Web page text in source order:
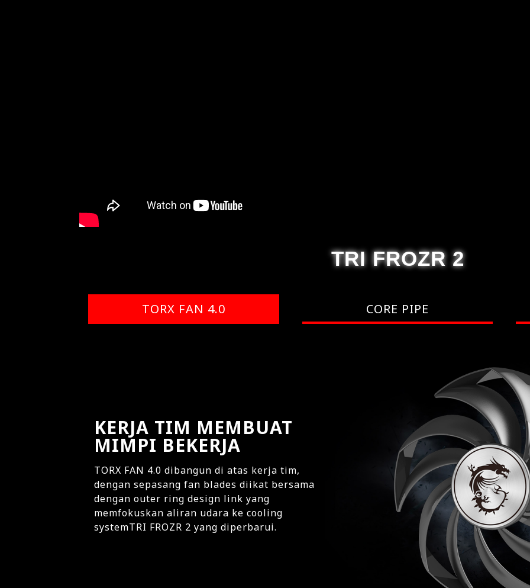
TRI FROZR 2
TORX FAN 4.0 CORE PIPE
KERJA TIM MEMBUAT
MIMPI BEKERJA
TORX FAN 4.0 dibangun di atas kerja tim,
dengan sepasang fan blades diikat bersama
dengan outer ring design link yang
memfokuskan aliran udara ke cooling
systemTRI FROZR 2 yang diperbarui.